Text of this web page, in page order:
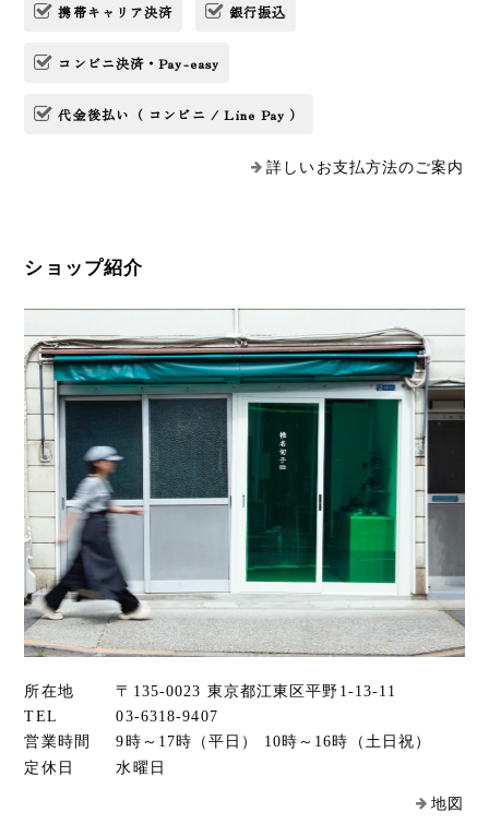
携帯キャリア決済 銀行振込
コンビニ決済・Pay-easy
代金後払い（ コンビニ / Line Pay ）
詳しいお支払方法のご案内
ショップ紹介
所在地
〒135-0023 東京都江東区平野1-13-11
TEL
03-6318-9407
営業時間
9時～17時（平日） 10時～16時（土日祝）
定休日
水曜日
地図